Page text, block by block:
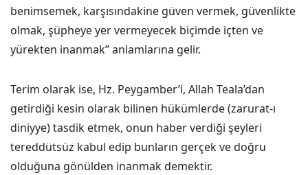
benimsemek, karşısındakine güven vermek, güvenlikte
olmak, şüpheye yer vermeyecek biçimde içten ve
yürekten inanmak” anlamlarına gelir.
Terim olarak ise, Hz. Peygamber’i, Allah Teala’dan
getirdiği kesin olarak bilinen hükümlerde (zarurat-ı
diniyye) tasdik etmek, onun haber verdiği şeyleri
tereddütsüz kabul edip bunların gerçek ve doğru
olduğuna gönülden inanmak demektir.